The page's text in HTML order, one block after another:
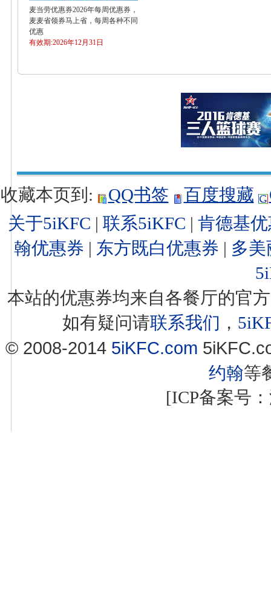
麦当劳优惠券2026年每周优惠券，
麦麦省领券马上省，每周各种不同
优惠
有效期:2026年12月31日
收藏本页到: QQ书签 百度搜藏
关于5iKFC | 联系5iKFC | 肯德基
翰优惠券 | 东方既白优惠券 | 多
本站的优惠券均来自各餐厅的官
如有疑问请联系我们 ，
© 2008-2014 5iKFC.com
约翰等
[ICP备案号